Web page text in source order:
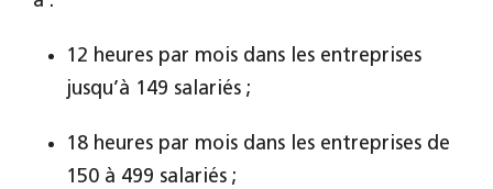
12 heures par mois dans les entreprises
jusqu’à 149 salariés ;
18 heures par mois dans les entreprises de
150 à 499 salariés ;